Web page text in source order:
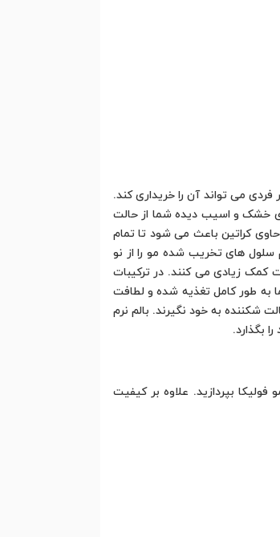
می تواند آن را خریداری کند.
خشک و اسیب دیده شما از حالت
کراتین باعث می شود تا تمام
های تخریب شده مو را از نو
عمیق و حفظ رطوبت کمک زیادی می کنند. در ترکیبات
به طور کامل تغذیه شده و لطافت
شکننده به خود نگیرند. بالم نرم
بگذارد.
بپردازید. علاوه بر کیفیت